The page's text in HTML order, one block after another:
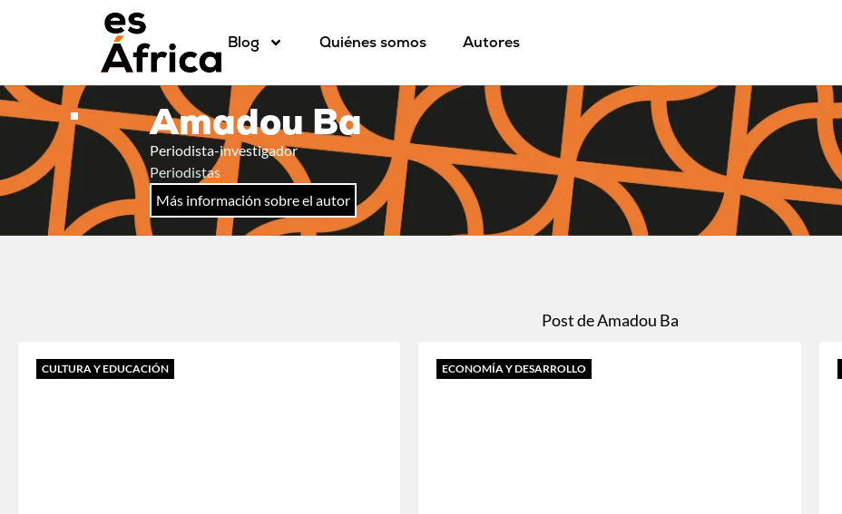
Blog Quiénes somos Autores
Amadou Ba
Periodista-investigador
Periodistas
Más información sobre el autor
Post de Amadou Ba
CULTURA Y EDUCACIÓN ECONOMÍA Y DESARROLLO